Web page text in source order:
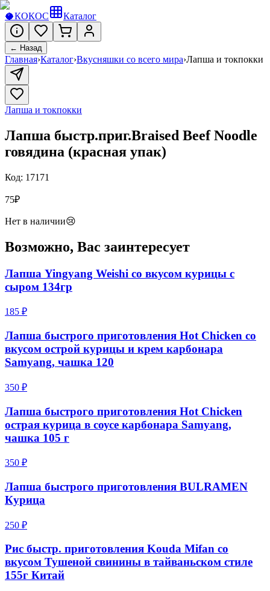
🥥КОКОС Каталог
← Назад
Главная›Каталог›Вкусняшки со всего мира›Лапша и токпокки
Лапша и токпокки
Лапша быстр.приг.Braised Beef Noodle
говядина (красная упак)
Код: 17171
75₽
Нет в наличии😢
Возможно, Вас заинтересует
Лапша Yingyang Weishi со вкусом курицы с
сыром 134гр
185 ₽
Лапша быстрого приготовления Hot Chicken со
вкусом острой курицы и крем карбонара
Samyang, чашка 120
350 ₽
Лапша быстрого приготовления Hot Chicken
острая курица в соусе карбонара Samyang,
чашка 105 г
350 ₽
Лапша быстрого приготовления BULRAMEN
Курица
250 ₽
Рис быстр. приготовления Kouda Mifan со
вкусом Тушеной свинины в тайваньском стиле
155г Китай